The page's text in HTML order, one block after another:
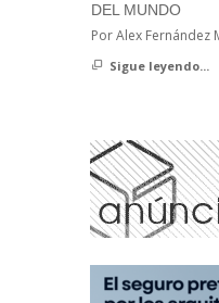
DEL MUNDO
Por Alex Fernández
Sigue leyendo...